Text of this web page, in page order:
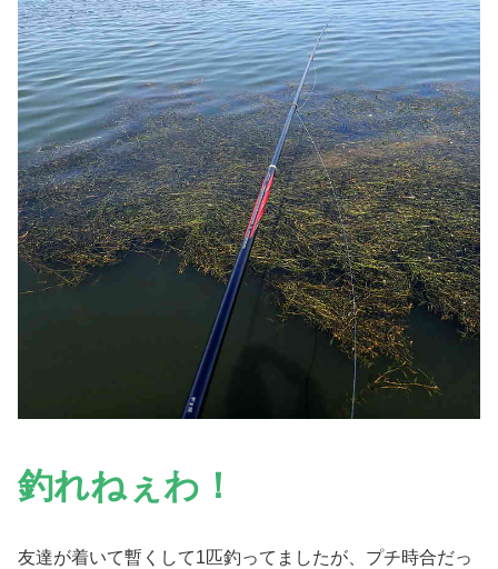
釣れねぇわ！
友達が着いて暫くして1匹釣ってましたが、プチ時合だっ